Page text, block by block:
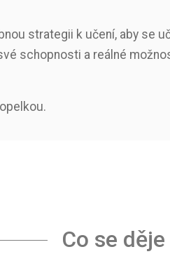
strategii k učení, aby se
schopnosti a reálné
Co se